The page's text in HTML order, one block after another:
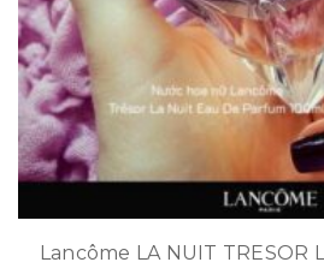
Lancôme LA NUIT TRESOR